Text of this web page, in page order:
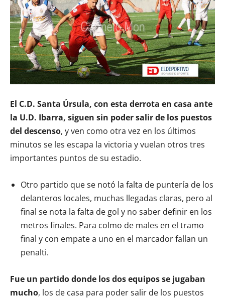
El C.D. Santa Úrsula, con esta derrota en casa ante
la U.D. Ibarra, siguen sin poder salir de los puestos
del descenso, y ven como otra vez en los últimos
minutos se les escapa la victoria y vuelan otros tres
importantes puntos de su estadio.
Otro partido que se notó la falta de puntería de los
delanteros locales, muchas llegadas claras, pero al
final se nota la falta de gol y no saber definir en los
metros finales. Para colmo de males en el tramo
final y con empate a uno en el marcador fallan un
penalti.
Fue un partido donde los dos equipos se jugaban
mucho, los de casa para poder salir de los puestos